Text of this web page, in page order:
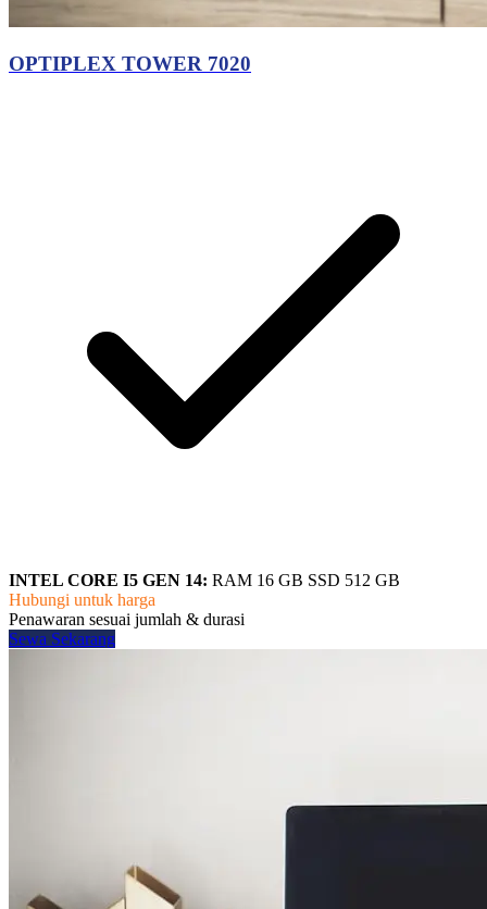
OPTIPLEX TOWER 7020
INTEL CORE I5 GEN 14: RAM 16 GB SSD 512 GB
Hubungi untuk harga
Penawaran sesuai jumlah & durasi
Sewa Sekarang